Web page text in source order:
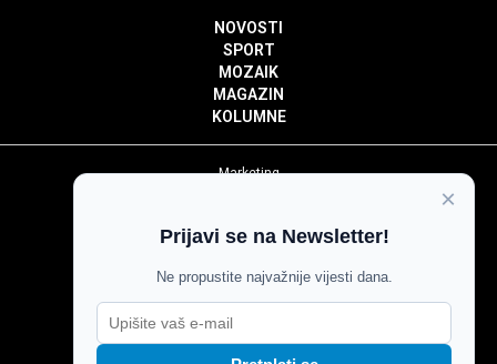
NOVOSTI
SPORT
MOZAIK
MAGAZIN
KOLUMNE
Marketing
Impressum
Pravila komentiranja
Agroglas
×
Prijavi se na Newsletter!
Ne propustite najvažnije vijesti dana.